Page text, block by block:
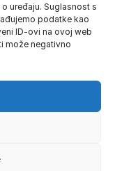
uređaju. Suglasnost s
podatke kao
ID-ovi na ovoj web
može negativno
osoba